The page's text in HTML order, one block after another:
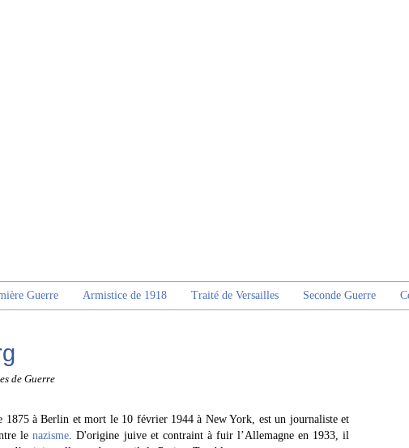
Guerre Armistice de 1918 Traité de Versailles Seconde Guerre
de Guerre
1875 à Berlin et mort le 10 février 1944 à New York, est un journaliste et
lenazisme. D'origine juive et contraint à fuir l’Allemagne en 1933, il